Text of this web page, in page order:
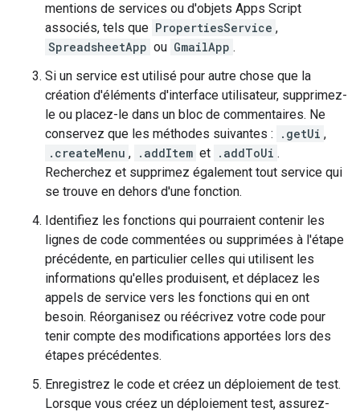
mentions de services ou d'objets Apps Script
associés, tels que PropertiesService ,
SpreadsheetApp ou GmailApp .
Si un service est utilisé pour autre chose que la
création d'éléments d'interface utilisateur, supprimez-
le ou placez-le dans un bloc de commentaires. Ne
conservez que les méthodes suivantes :
.getUi ,
.createMenu , .addItem et .addToUi .
Recherchez et supprimez également tout service qui
se trouve en dehors d'une fonction.
Identifiez les fonctions qui pourraient contenir les
lignes de code commentées ou supprimées à l'étape
précédente, en particulier celles qui utilisent les
informations qu'elles produisent, et déplacez les
appels de service vers les fonctions qui en ont
besoin. Réorganisez ou réécrivez votre code pour
tenir compte des modifications apportées lors des
étapes précédentes.
Enregistrez le code et créez un déploiement de test.
Lorsque vous créez un déploiement test, assurez-